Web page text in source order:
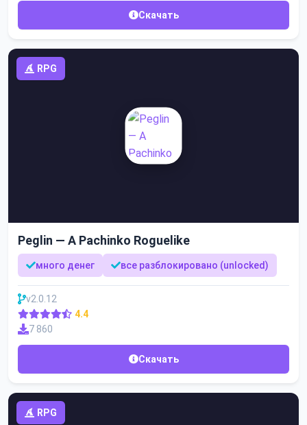
Скачать
RPG
Peglin — A Pachinko Roguelike
много денег все разблокировано (unlocked)
v2.0.12
4.4
7 860
Скачать
RPG